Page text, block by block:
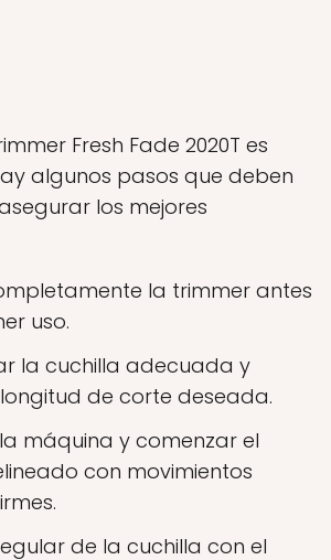
Fresh Fade 2020T es
algunos pasos que deben
los mejores
la trimmer antes
uso.
la cuchilla adecuada y
de corte deseada.
máquina y comenzar el
con movimientos
de la cuchilla con el